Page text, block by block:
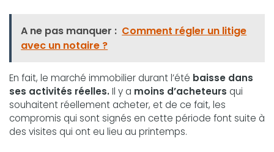
A ne pas manquer : Comment régler un litige
avec un notaire ?
En fait, le marché immobilier durant l’été baisse dans
ses activités réelles.Il y a moins d’acheteurs qui
souhaitent réellement acheter, et de ce fait, les
compromis qui sont signés en cette période font suite à
des visites qui ont eu lieu au printemps.